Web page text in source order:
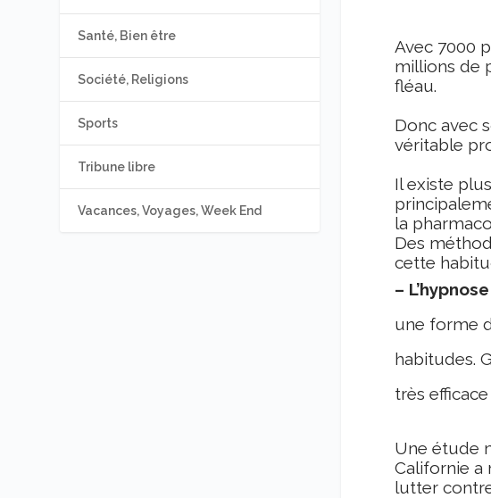
Avec 7000
millions de
fléau.
Donc avec
véritable
Il existe
la
Des
cette
– L’hypnose
une forme
habitudes.
très
Une étude
Californie a
lutter
Santé, Bien être
Société, Religions
Sports
Tribune libre
Vacances, Voyages, Week End